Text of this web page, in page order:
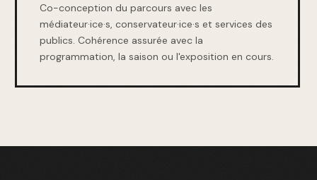
Co-conception du parcours avec les
médiateur·ice·s, conservateur·ice·s et services des
publics. Cohérence assurée avec la
programmation, la saison ou l'exposition en cours.